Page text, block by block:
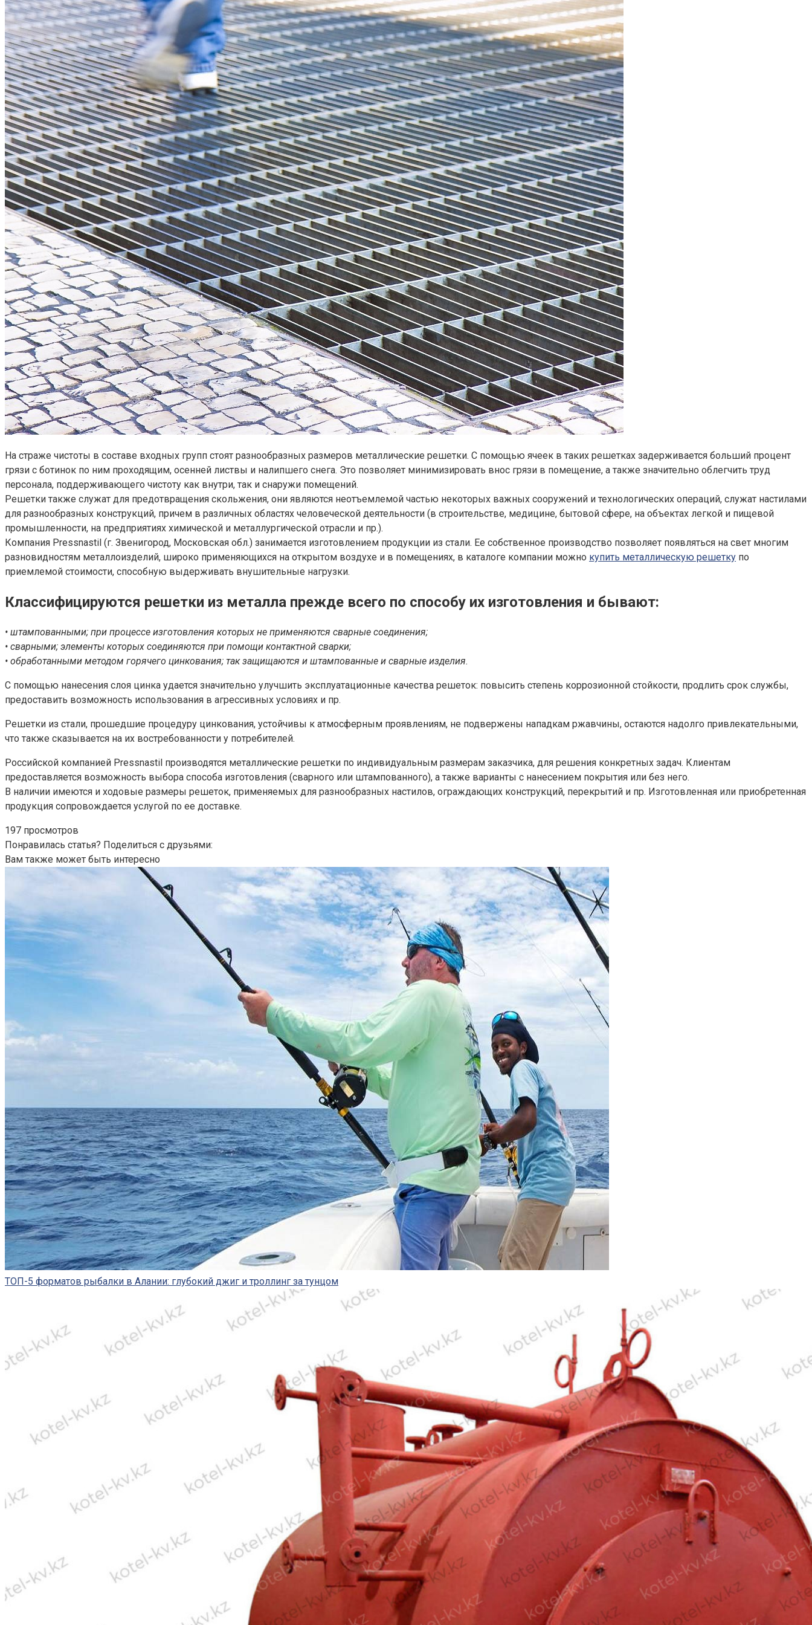
На страже чистоты в составе входных групп стоят разнообразных размеров металлические решетки. С помощью ячеек в таких решетках задерживается больший процент
грязи с ботинок по ним проходящим, осенней листвы и налипшего снега. Это позволяет минимизировать внос грязи в помещение, а также значительно облегчить труд
персонала, поддерживающего чистоту как внутри, так и снаружи помещений.
Решетки также служат для предотвращения скольжения, они являются неотъемлемой частью некоторых важных сооружений и технологических операций, служат настилами
для разнообразных конструкций, причем в различных областях человеческой деятельности (в строительстве, медицине, бытовой сфере, на объектах легкой и пищевой
промышленности, на предприятиях химической и металлургической отрасли и пр.).
Компания Pressnastil (г. Звенигород, Московская обл.) занимается изготовлением продукции из стали. Ее собственное производство позволяет появляться на свет многим
разновидностям металлоизделий, широко применяющихся на открытом воздухе и в помещениях, в каталоге компании можно купить металлическую решетку по
приемлемой стоимости, способную выдерживать внушительные нагрузки.
Классифицируются решетки из металла прежде всего по способу их изготовления и бывают:
• штампованными; при процессе изготовления которых не применяются сварные соединения;
• сварными; элементы которых соединяются при помощи контактной сварки;
• обработанными методом горячего цинкования; так защищаются и штампованные и сварные изделия.
С помощью нанесения слоя цинка удается значительно улучшить эксплуатационные качества решеток: повысить степень коррозионной стойкости, продлить срок службы,
предоставить возможность использования в агрессивных условиях и пр.
Решетки из стали, прошедшие процедуру цинкования, устойчивы к атмосферным проявлениям, не подвержены нападкам ржавчины, остаются надолго привлекательными,
что также сказывается на их востребованности у потребителей.
Российской компанией Pressnastil производятся металлические решетки по индивидуальным размерам заказчика, для решения конкретных задач. Клиентам
предоставляется возможность выбора способа изготовления (сварного или штампованного), а также варианты с нанесением покрытия или без него.
В наличии имеются и ходовые размеры решеток, применяемых для разнообразных настилов, ограждающих конструкций, перекрытий и пр. Изготовленная или приобретенная
продукция сопровождается услугой по ее доставке.
197 просмотров
Понравилась статья? Поделиться с друзьями:
Вам также может быть интересно
ТОП-5 форматов рыбалки в Алании: глубокий джиг и троллинг за тунцом